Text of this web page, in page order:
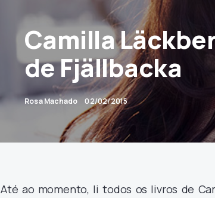
Camilla
de Fjällbacka
Rosa Machado 02/02/2015
Até ao momento, li todos os livros de